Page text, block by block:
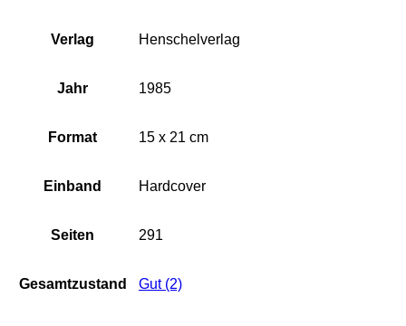
Verlag Henschelverlag
Jahr 1985
Format 15 x 21 cm
Einband Hardcover
Seiten 291
Gesamtzustand Gut (2)